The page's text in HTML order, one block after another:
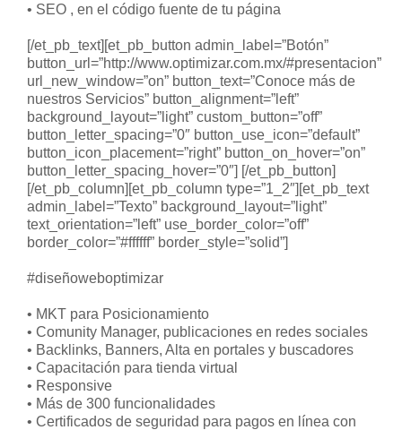
• SEO , en el código fuente de tu página
[/et_pb_text][et_pb_button admin_label=”Botón”
button_url=”http://www.optimizar.com.mx/#presentacion”
url_new_window=”on” button_text=”Conoce más de
nuestros Servicios” button_alignment=”left”
background_layout=”light” custom_button=”off”
button_letter_spacing=”0″ button_use_icon=”default”
button_icon_placement=”right” button_on_hover=”on”
button_letter_spacing_hover=”0″] [/et_pb_button]
[/et_pb_column][et_pb_column type=”1_2″][et_pb_text
admin_label=”Texto” background_layout=”light”
text_orientation=”left” use_border_color=”off”
border_color=”#ffffff” border_style=”solid”]
#diseñoweboptimizar
• MKT para Posicionamiento
• Comunity Manager, publicaciones en redes sociales
• Backlinks, Banners, Alta en portales y buscadores
• Capacitación para tienda virtual
• Responsive
• Más de 300 funcionalidades
• Certificados de seguridad para pagos en línea con